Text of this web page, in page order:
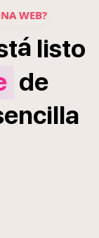
WEB?
á listo
de